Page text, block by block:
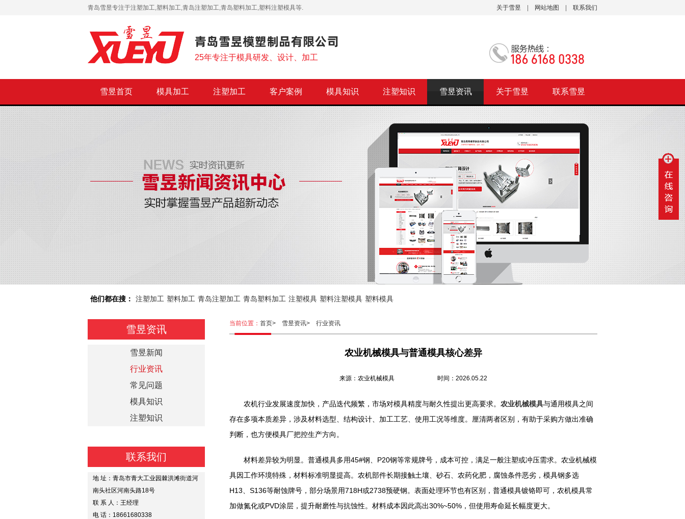
青岛雪昱专注于注塑加工,塑料加工,青岛注塑加工,青岛塑料加工,塑料注塑模具等. 关于雪昱 网站地图 联系我们
25年专注于模具研发、设计、加工
雪昱首页 模具加工 注塑加工 客户案例 模具知识 注塑知识 雪昱资讯 关于雪昱 联系雪昱
他们都在搜： 注塑加工 塑料加工 青岛注塑加工 青岛塑料加工 注塑模具 塑料注塑模具 塑料模具
雪昱资讯
雪昱新闻
行业资讯
常见问题
模具知识
注塑知识
联系我们
地 址：青岛市青大工业园棘洪滩街道河
南头社区河南头路18号
联 系 人：王经理
电 话：18661680338
当前位置： 首页> 雪昱资讯> 行业资讯
农业机械模具与普通模具核心差异
来源：农业机械模具 时间：2026.05.22
农机行业发展速度加快，产品迭代频繁，市场对模具精度与耐久性提出更高要求。 农业机械模具与通用模具之间
存在多项本质差异，涉及材料选型、结构设计、加工工艺、使用工况等维度。厘清两者区别，有助于采购方做出准确
判断，也方便模具厂把控生产方向。
材料差异较为明显。普通模具多用45#钢、P20钢等常规牌号，成本可控，满足一般注塑或冲压需求。农业机械模
具因工作环境特殊，材料标准明显提高。农机部件长期接触土壤、砂石、农药化肥，腐蚀条件恶劣，模具钢多选
H13、S136等耐蚀牌号，部分场景用718H或2738预硬钢。表面处理环节也有区别，普通模具镀铬即可，农机模具常
加做氮化或PVD涂层，提升耐磨性与抗蚀性。材料成本因此高出30%~50%，但使用寿命延长幅度更大。